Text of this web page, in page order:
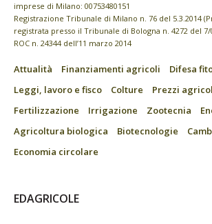
imprese di Milano: 00753480151
Registrazione Tribunale di Milano n. 76 del 5.3.2014
registrata presso il Tribunale di Bologna n. 4272 del 7/
ROC n. 24344 dell’11 marzo 2014
Attualità Finanziamenti agricoli
Difesa
Leggi, lavoro e fisco
Colture
Prezzi
Fertilizzazione
Irrigazione Zootecnia
Agricoltura biologica
Biotecnologie
Economia circolare
EDAGRICOLE